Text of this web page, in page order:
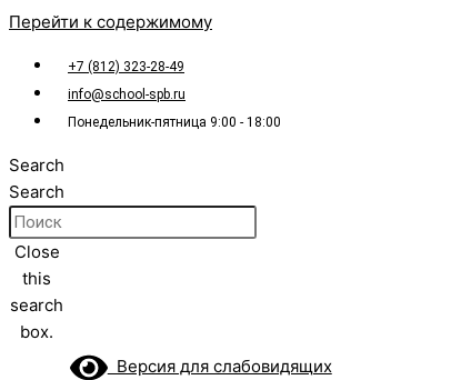
Перейти к содержимому
+7 (812) 323-28-49
info@school-spb.ru
Понедельник-пятница 9:00 - 18:00
Search
Search
Close
this
search
box.
Версия для слабовидящих